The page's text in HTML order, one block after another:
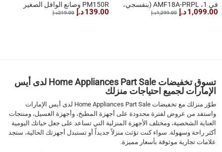
في 1، AMF18A-PRPL (بنفسجي،
1300 واط)
1,099.00 د.إ 1,299.00 د.إ
PM150R وصانع الوافل الصغير
WM100R
139.00 د.إ 219.00 د.إ
6
7
›
››
تسوق تخفيضات Home Appliances Part Sale لدى أيس
الإمارات لجميع احتياجات منزلك
طوّر منزلك مع تخفيضات Home Appliances Part Sale لدى أيس الإمارات
واستفد من عروض لفترة محدودة على أجهزة المطبخ، وأجهزة الغسيل، ومنتجات
العناية الشخصية، ومختلف الأجهزة المنزلية التي تساعد على جعل حياتك اليومية
أكثر راحة وسهولة. سواء كنت تؤثث منزلاً جديداً أو تستبدل أجهزتك الحالية، ستجد
علامات تجارية موثوقة بأسعار مميزة.